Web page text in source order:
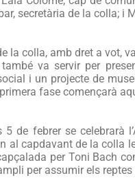
secretària de la colla; i
la colla, amb dret a vot,
també va servir per
i un projecte de
fase començarà
5 de febrer se
al capdavant de la colla
per Toni Bach
per assumir els